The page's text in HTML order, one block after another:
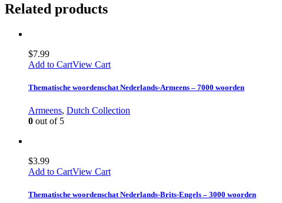
Related products
$7.99
Add to CartView Cart
Thematische woordenschat Nederlands-Armeens – 7000 woorden
Armeens, Dutch Collection
0 out of 5
$3.99
Add to CartView Cart
Thematische woordenschat Nederlands-Brits-Engels – 3000 woorden